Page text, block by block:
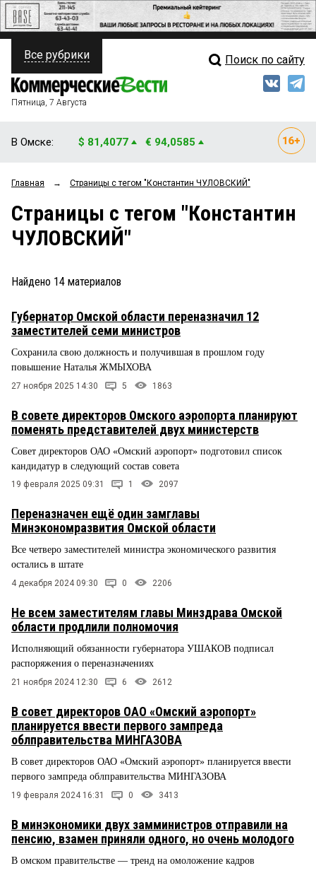
ПОЛИТИКА
ФИНАНСЫ
ОБЩЕСТВО
ЗАКОН
ПРОИСШЕСТВИЯ
СТИЛЬ ЖИЗНИ
Свежий выпуск
Мнения
Рейтинги
Все рубрики Поиск по сайту
Пятница, 7 Августа
В Омске: $ 81,4077 € 94,0585
Главная → Страницы c тегом "Константин ЧУЛОВСКИЙ"
Страницы c тегом "Константин
ЧУЛОВСКИЙ"
Найдено 14 материалов
Губернатор Омской области переназначил 12
заместителей семи министров
Сохранила свою должность и получившая в прошлом году
повышение Наталья ЖМЫХОВА
27 ноября 2025 14:30 5 1863
В совете директоров Омского аэропорта планируют
поменять представителей двух министерств
Совет директоров ОАО «Омский аэропорт» подготовил список
кандидатур в следующий состав совета
19 февраля 2025 09:31 1 2097
Переназначен ещё один замглавы
Минэкономразвития Омской области
Все четверо заместителей министра экономического развития
остались в штате
4 декабря 2024 09:30 0 2206
Не всем заместителям главы Минздрава Омской
области продлили полномочия
Исполняющий обязанности губернатора УШАКОВ подписал
распоряжения о переназначениях
21 ноября 2024 12:30 6 2612
В совет директоров ОАО «Омский аэропорт»
планируется ввести первого зампреда
облправительства МИНГАЗОВА
В совет директоров ОАО «Омский аэропорт» планируется ввести
первого зампреда облправительства МИНГАЗОВА
19 февраля 2024 16:31 0 3413
В минэкономики двух замминистров отправили на
пенсию, взамен приняли одного, но очень молодого
В омском правительстве — тренд на омоложение кадров